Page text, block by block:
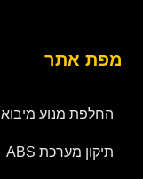
מפת אתר
החלפת מנוע מיבוא
תיקון מערכת ABS